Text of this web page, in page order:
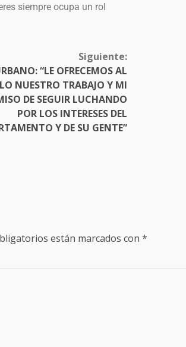
siempre ocupa un rol
Siguiente:
“LE OFRECEMOS AL
NUESTRO TRABAJO Y MI
DE SEGUIR LUCHANDO
POR LOS INTERESES DEL
Y DE SU GENTE”
están marcados con *